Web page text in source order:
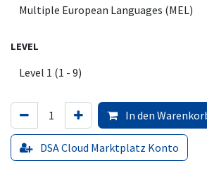
LEVEL
In den
DSA Cloud Marktplatz Konto